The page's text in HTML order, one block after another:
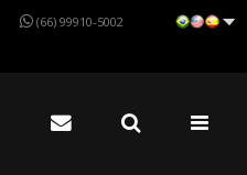
(66) 99910-5002